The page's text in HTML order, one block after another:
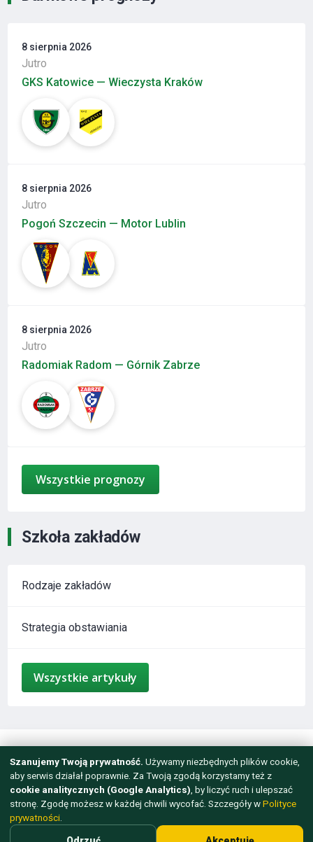
8 sierpnia 2026
Jutro
GKS Katowice — Wieczysta Kraków
8 sierpnia 2026
Jutro
Pogoń Szczecin — Motor Lublin
8 sierpnia 2026
Jutro
Radomiak Radom — Górnik Zabrze
Wszystkie prognozy
Szkoła zakładów
Rodzaje zakładów
Strategia obstawiania
Wszystkie artykuły
Dla osób powyżej 18 roku życia
© 2012 - 2026 WSZELKIE PRAWA ZASTRZEŻONE.
TWORZENIE STRON INTERNETOWYCH — ARTISMEDIA
Szanujemy Twoją prywatność. Używamy niezbędnych plików cookie,
aby serwis działał poprawnie. Za Twoją zgodą korzystamy też z
cookie analitycznych (Google Analytics) , by liczyć ruch i ulepszać
stronę. Zgodę możesz w każdej chwili wycofać. Szczegóły wPolityce
prywatności